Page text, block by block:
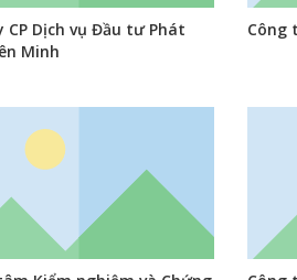
CP Dịch vụ Đầu tư Phát
Minh
Công